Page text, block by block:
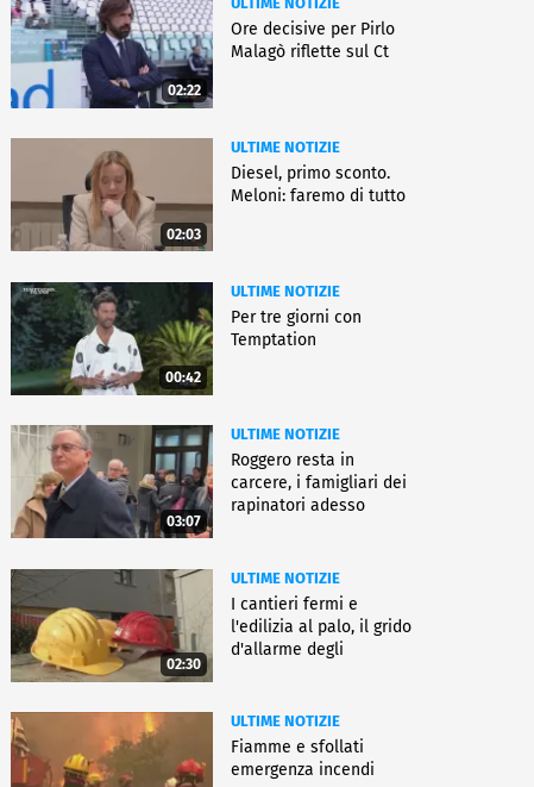
02:22
Ore decisive per Pirlo
Malagò riflette sul Ct
02:03
ULTIME NOTIZIE
Diesel, primo sconto.
Meloni: faremo di tutto
00:42
ULTIME NOTIZIE
Per tre giorni con
Temptation
03:07
ULTIME NOTIZIE
Roggero resta in
carcere, i famigliari dei
rapinatori adesso
02:30
ULTIME NOTIZIE
I cantieri fermi e
l'edilizia al palo, il grido
d'allarme degli
ULTIME NOTIZIE
Fiamme e sfollati
emergenza incendi